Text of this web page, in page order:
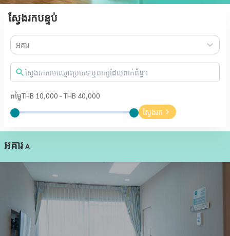
ស្វែងរកបន្ទប់
អគារ
តម្លៃTHB 10,000 - THB 40,000
ស្វែងរក
អគារ A